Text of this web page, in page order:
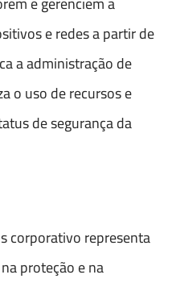
e redes a partir de
a administração de
o uso de recursos e
de segurança da
corporativo representa
proteção e na